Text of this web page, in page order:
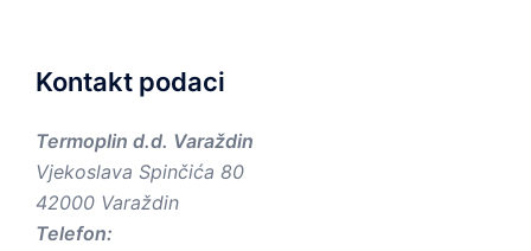
Kontakt podaci
Termoplin d.d. Varaždin
Vjekoslava Spinčića 80
42000 Varaždin
Telefon: